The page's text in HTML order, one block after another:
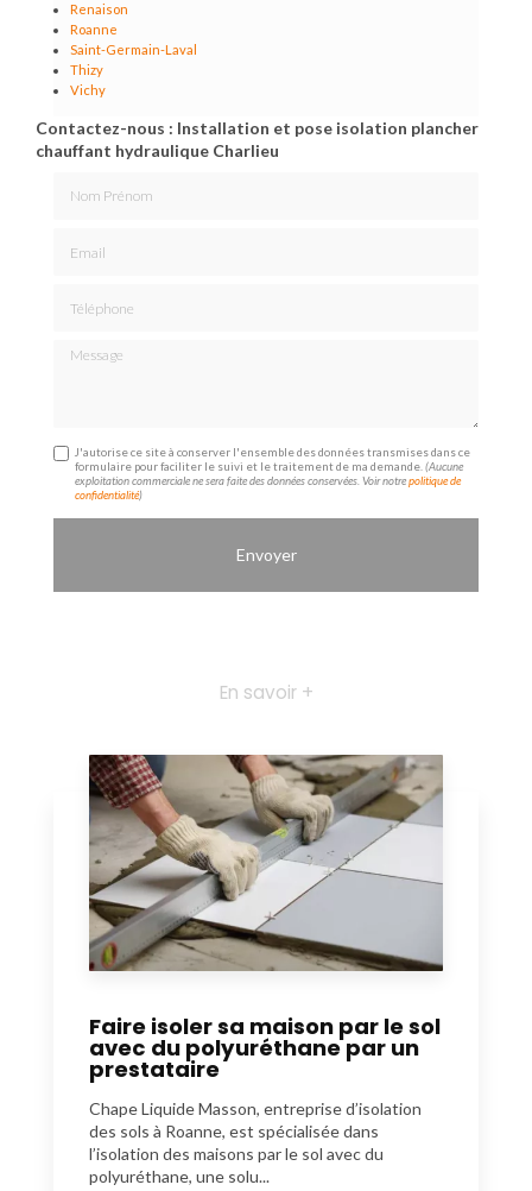
Renaison
Roanne
Saint-Germain-Laval
Thizy
Vichy
Contactez-nous : Installation et pose isolation plancher
chauffant hydraulique Charlieu
Message
J'autorise ce site à conserver l'ensemble des données transmises dans ce
formulaire pour faciliter le suivi et le traitement de ma demande.(Aucune
exploitation commerciale ne sera faite des données conservées. Voir notrepolitique de
confidentialité)
En savoir +
Faire isoler sa maison par le sol
avec du polyuréthane par un
prestataire
Chape Liquide Masson, entreprise d’isolation
des sols à Roanne, est spécialisée dans
l’isolation des maisons par le sol avec du
polyuréthane, une solu...